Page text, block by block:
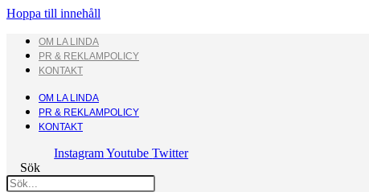
Hoppa till innehåll
OM LA LINDA
PR & REKLAMPOLICY
KONTAKT
OM LA LINDA
PR & REKLAMPOLICY
KONTAKT
InstagramYoutube Twitter
Sök